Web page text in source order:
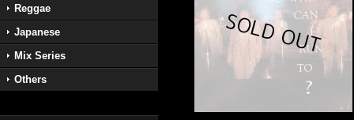
Reggae
Japanese
Mix Series
Others